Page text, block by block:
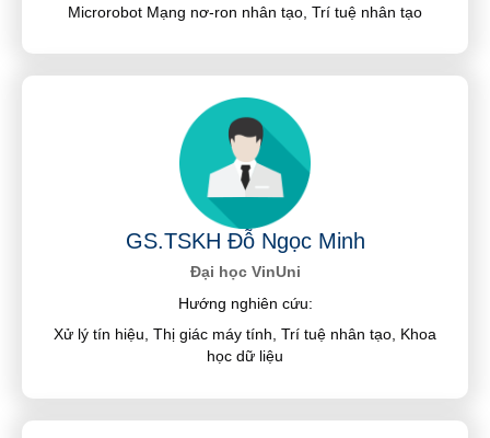
Microrobot Mạng nơ-ron nhân tạo, Trí tuệ nhân tạo
GS.TSKH Đỗ Ngọc Minh
Đại học VinUni
Hướng nghiên cứu:
Xử lý tín hiệu, Thị giác máy tính, Trí tuệ nhân tạo, Khoa
học dữ liệu